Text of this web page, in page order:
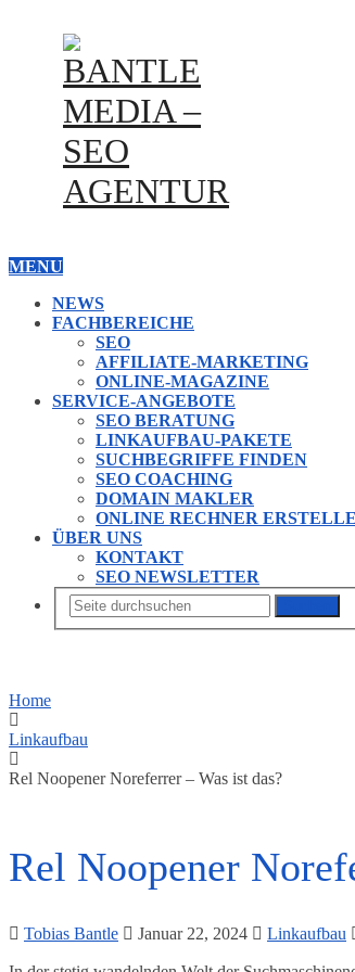
MENU
NEWS
FACHBEREICHE
SEO
AFFILIATE-MARKETING
ONLINE-MAGAZINE
SERVICE-ANGEBOTE
SEO BERATUNG
LINKAUFBAU-PAKETE
SUCHBEGRIFFE FINDEN
SEO COACHING
DOMAIN MAKLER
ONLINE RECHNER
ÜBER UNS
KONTAKT
SEO NEWSLETTER
Home
Linkaufbau
Rel Noopener Noreferrer – Was ist das?
Rel Noopener
Tobias Bantle Januar 22, 2024 Linkaufbau